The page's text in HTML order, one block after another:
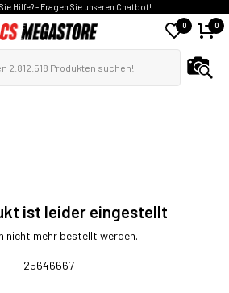
Hilfe? - Fragen Sie unseren Chatbot!
0 0
ist leider eingestellt
nicht mehr bestellt werden.
25646667